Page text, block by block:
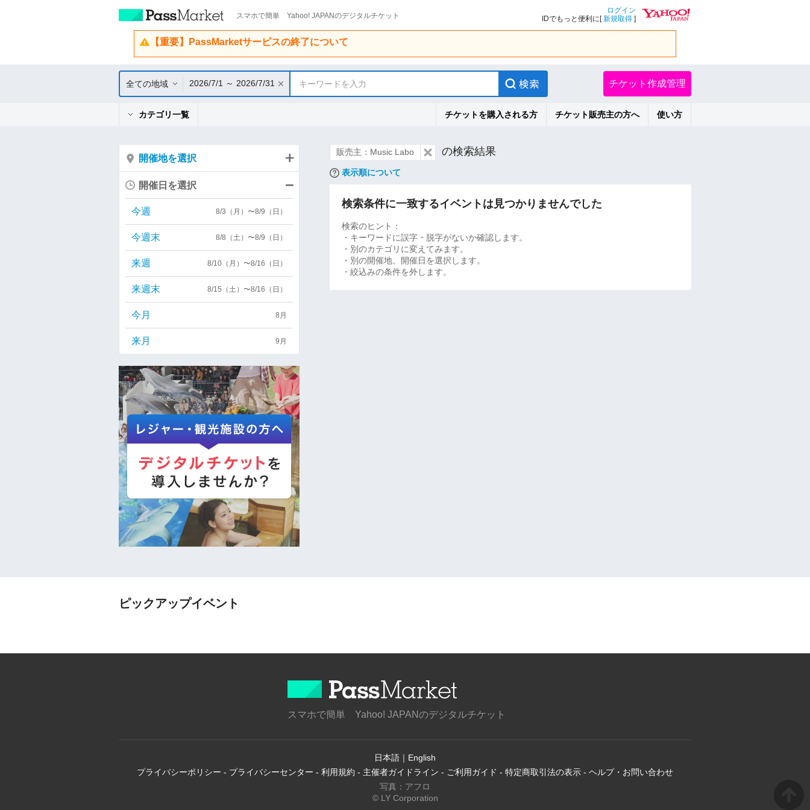
スマホで簡単 Yahoo! JAPANのデジタルチケット
ログイン
IDでもっと便利に[新規取得 ]
【重要】PassMarketサービスの終了について
全ての地域 2026/7/1 ～ 2026/7/31 キーワードを入力 チケット作成管理
カテゴリ一覧 チケットを購入される方 チケット販売主の方へ 使い方
販売主：Music Labo の検索結果
表示順について
検索条件に一致するイベントは見つかりませんでした
検索のヒント：
・キーワードに誤字・脱字がないか確認します。
・別のカテゴリに変えてみます。
・別の開催地、開催日を選択します。
・絞込みの条件を外します。
開催地を選択
開催日を選択
今週 8/3（月）〜8/9（日）
今週末 8/8（土）〜8/9（日）
来週 8/10（月）〜8/16（日）
来週末 8/15（土）〜8/16（日）
今月 8月
来月 9月
ピックアップイベント
スマホで簡単 Yahoo! JAPANのデジタルチケット
日本語 ｜ English
プライバシーポリシー - プライバシーセンター - 利用規約 - 主催者ガイドライン - ご利用ガイド - 特定商取引法の表示 - ヘルプ・お問い合わせ
写真：アフロ
© LY Corporation